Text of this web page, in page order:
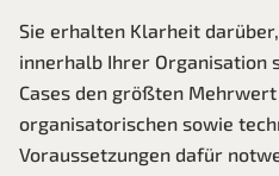
Sie erhalten Klarheit
innerhalb Ihrer Organisation
Cases den größten
organisatorischen sowie
Voraussetzungen dafür